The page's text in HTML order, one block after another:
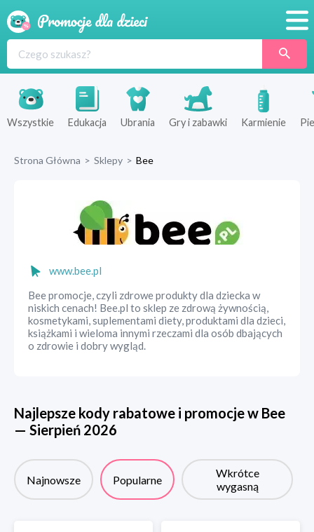
Produkty
Sklepy
Wszystkie Edukacja Ubrania Gry i zabawki Karmienie
Strona Główna > Sklepy > Bee
www.bee.pl
Bee promocje, czyli zdrowe produkty dla dziecka w
niskich cenach! Bee.pl to sklep ze zdrową żywnością,
kosmetykami, suplementami diety, produktami dla dzieci,
książkami i wieloma innymi rzeczami dla osób dbających
o zdrowie i dobry wygląd.
Najlepsze kody rabatowe i promocje w Bee
— Sierpień 2026
Najnowsze Popularne
Wkrótce
wygasną